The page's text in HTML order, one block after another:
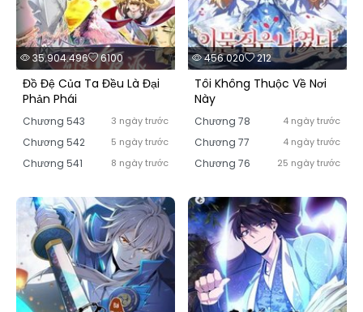
35.904.496 6100
Đồ Đệ Của Ta Đều Là Đại
Phản Phái
Chương 543 3 ngày trước
Chương 542 5 ngày trước
Chương 541 8 ngày trước
456.020 212
Tôi Không Thuộc Về Nơi
Này
Chương 78 4 ngày trước
Chương 77 4 ngày trước
Chương 76 25 ngày trước